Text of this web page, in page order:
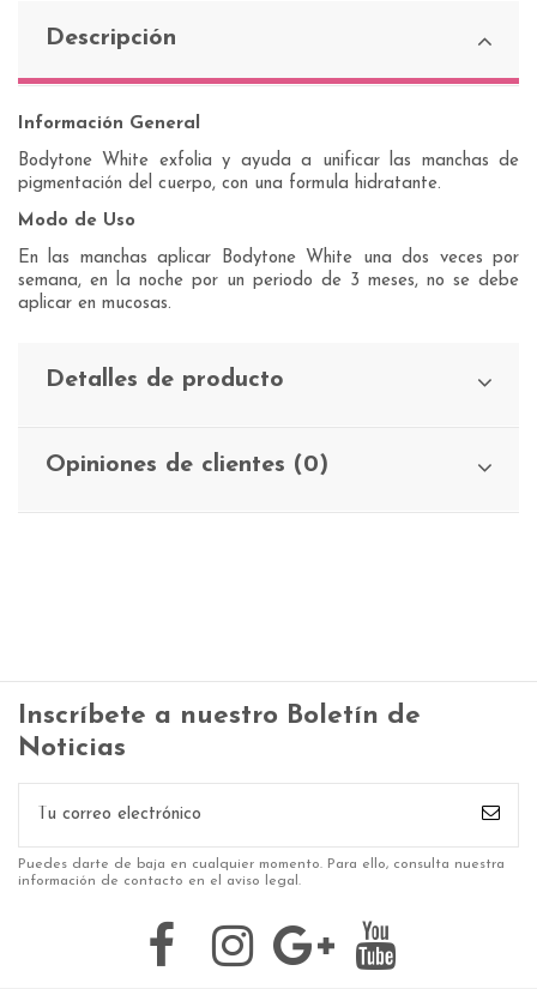
Descripción
Información General
Bodytone White exfolia y ayuda a unificar las manchas de
pigmentación del cuerpo, con una formula hidratante.
Modo de Uso
En las manchas aplicar Bodytone White una dos veces por
semana, en la noche por un periodo de 3 meses, no se debe
aplicar en mucosas.
Detalles de producto
Opiniones de clientes (0)
Inscríbete a nuestro Boletín de
Noticias
Puedes darte de baja en cualquier momento. Para ello, consulta nuestra
información de contacto en el aviso legal.